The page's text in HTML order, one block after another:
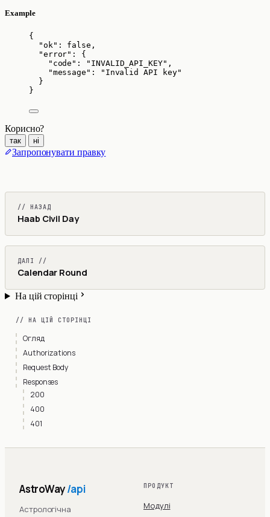
Example
{
"ok" : false ,
"error" : {
"code" : " INVALID_API_KEY" ,
"message" : " Invalid API key"
}
}
Корисно?
так ні
Запропонувати правку
// НАЗАД
Haab Civil Day
ДАЛІ //
Calendar Round
На цій сторінці
// НА ЦІЙ СТОРІНЦІ
Огляд
Authorizations
Request Body
Responses
200
400
401
AstroWay/api
Астрологічна
ПРОДУКТ
Модулі